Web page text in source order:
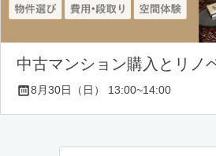
中古マンション購入とリノ
8月30日（日） 13:00~14:00